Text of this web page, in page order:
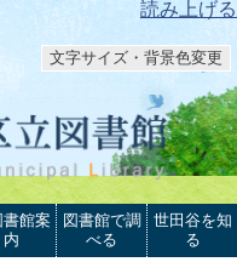
読み上げる
文字サイズ・背景色変更
書館案
内
図書館で調
べる
世田谷を知
る